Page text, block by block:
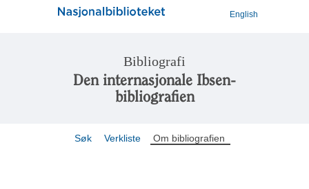
English
Bibliografi
Den internasjonale Ibsen-
bibliografien
Søk Verkliste Om bibliografien